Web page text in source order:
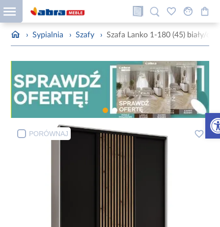
› Sypialnia › Szafy › Szafa Lanko 1-180 (45) biały/
PORÓWNAJ